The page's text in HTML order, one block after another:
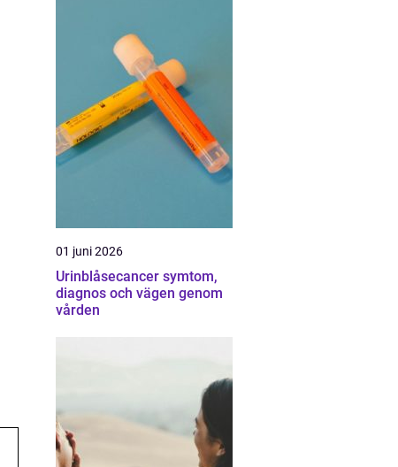
01 juni 2026
Urinblåsecancer symtom,
diagnos och vägen genom
vården